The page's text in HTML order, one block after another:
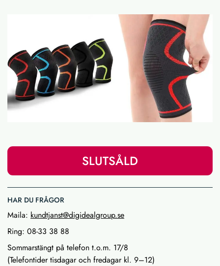
SLUTSÅLD
HAR DU FRÅGOR
Maila: kundtjanst@digidealgroup.se
Ring: 08-33 38 88
Sommarstängt på telefon t.o.m. 17/8
(Telefontider tisdagar och fredagar kl. 9–12)